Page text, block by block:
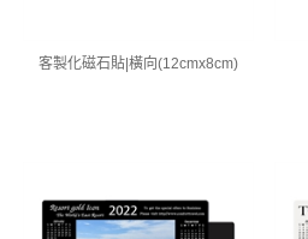
客製化磁石貼|橫向(12cmx8cm)